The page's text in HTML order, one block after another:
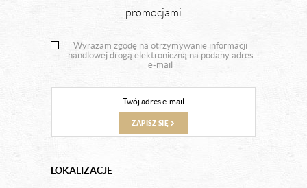
promocjami
Wyrażam zgodę na otrzymywanie informacji
handlowej drogą elektroniczną na podany adres
e-mail
ZAPISZ SIĘ
LOKALIZACJE